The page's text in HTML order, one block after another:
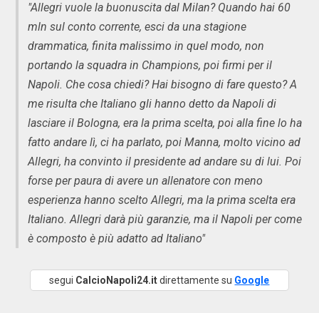
"Allegri vuole la buonuscita dal Milan? Quando hai 60
mln sul conto corrente, esci da una stagione
drammatica, finita malissimo in quel modo, non
portando la squadra in Champions, poi firmi per il
Napoli. Che cosa chiedi? Hai bisogno di fare questo? A
me risulta che Italiano gli hanno detto da Napoli di
lasciare il Bologna, era la prima scelta, poi alla fine lo ha
fatto andare lì, ci ha parlato, poi Manna, molto vicino ad
Allegri, ha convinto il presidente ad andare su di lui. Poi
forse per paura di avere un allenatore con meno
esperienza hanno scelto Allegri, ma la prima scelta era
Italiano. Allegri darà più garanzie, ma il Napoli per come
è composto è più adatto ad Italiano"
segui CalcioNapoli24.itdirettamente su Google